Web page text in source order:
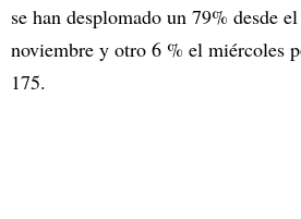
se han desplomado un 79% desde
noviembre y otro 6 % el miércoles
175.